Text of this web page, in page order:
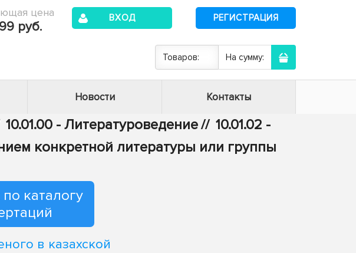
цена
руб.
ВХОД РЕГИСТРАЦИЯ
Товаров: На сумму:
Новости Контакты
10.01.00 - Литературоведение// 10.01.02 -
конкретной литературы или группы
каталогу
в казахской